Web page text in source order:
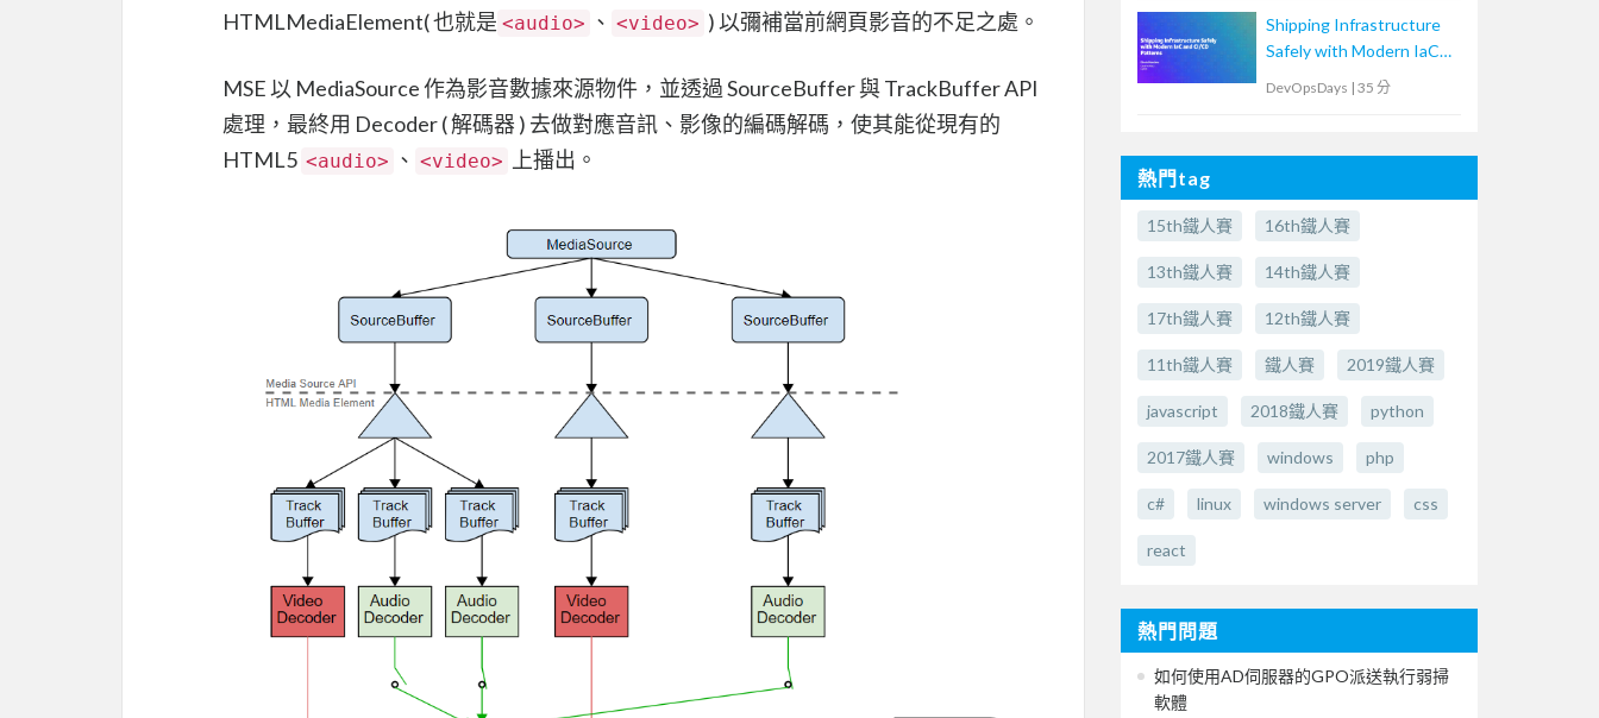
HTMLMediaElement( 也就是 <audio> 、 <video> ) 以彌補當前網頁影音的不足之處。
MSE 以 MediaSource 作為影音數據來源物件，並透過 SourceBuffer 與 TrackBuffer API
處理，最終用 Decoder ( 解碼器 ) 去做對應音訊、影像的編碼解碼，使其能從現有的
HTML5 <audio> 、 <video> 上播出。
Shipping Infrastructure
Safely with Modern IaC
and CI/CD Patterns
DevOpsDays | 35 分
熱門tag
15th鐵人賽 16th鐵人賽
13th鐵人賽 14th鐵人賽
17th鐵人賽 12th鐵人賽
11th鐵人賽 鐵人賽 2019鐵人賽
javascript 2018鐵人賽 python
2017鐵人賽 windows php
c# linux windows server css
react
熱門問題
如何使用AD伺服器的GPO派送執行弱掃
軟體